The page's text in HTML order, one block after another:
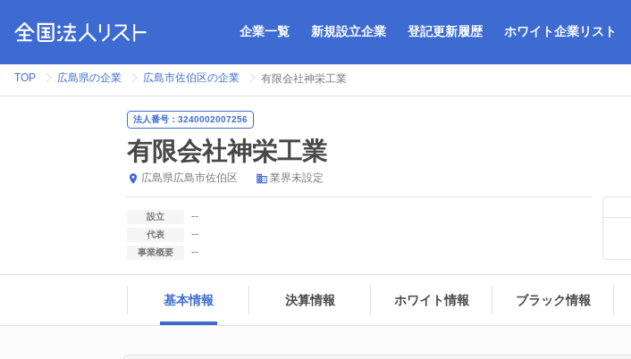
企業一覧 新規設立企業 登記更新履歴 ホワイト企業リスト
TOP 広島県の企業 広島市佐伯区の企業 有限会社神栄工業
法人番号：3240002007256
有限会社神栄工業
広島県広島市佐伯区 業界未設定
設立 --
代表 --
事業概要 --
基本情報 決算情報 ホワイト情報 ブラック情報